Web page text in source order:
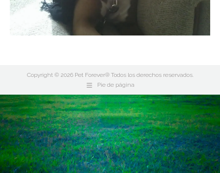
Copyright © 2026 Pet Forever® Todos los derechos reservados.
Pie de página